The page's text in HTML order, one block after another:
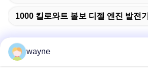
1000 킬로와트 볼보 디젤 엔진 발전기
wayne